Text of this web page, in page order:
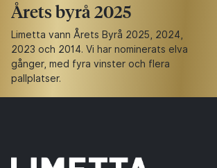
Årets byrå 2025
Limetta vann Årets Byrå 2025, 2024,
2023 och 2014. Vi har nominerats elva
gånger, med fyra vinster och flera
pallplatser.